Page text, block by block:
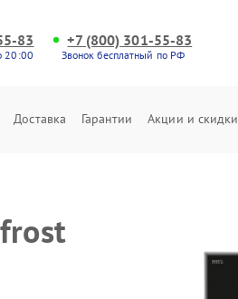
83
20:00
+7 (800) 301-55-83
Звонок бесплатный по РФ
Доставка Гарантии Акции и скидки